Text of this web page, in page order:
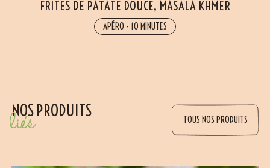
FRITES DE PATATE DOUCE, MASALA KHMER
APÉRO - 10 MINUTES
NOS PRODUITS
liés TOUS NOS PRODUITS